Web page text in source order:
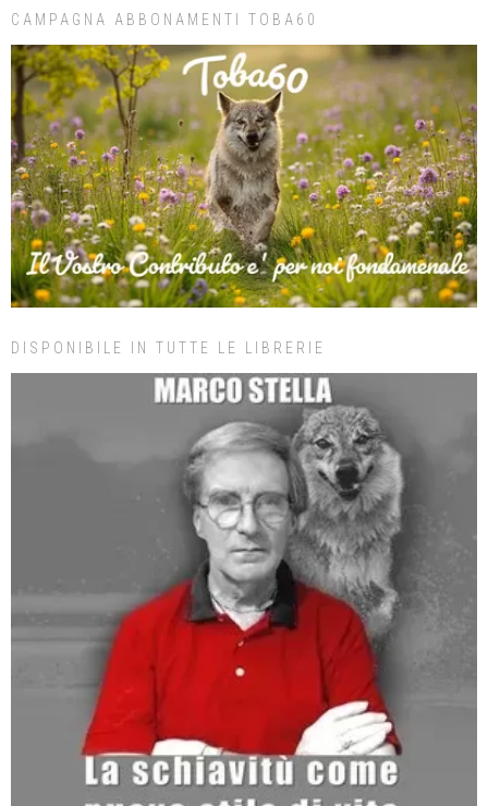
CAMPAGNA ABBONAMENTI TOBA60
DISPONIBILE IN TUTTE LE LIBRERIE